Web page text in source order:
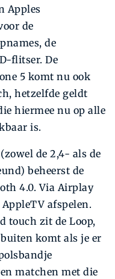
Apples
de
de
flitser. De
5 komt nu ook
hetzelfde geldt
hiermee nu op alle
is.
de 2,4- als de
beheerst de
4.0. Via Airplay
afspelen.
touch zit de Loop,
komt als je er
matchen met die